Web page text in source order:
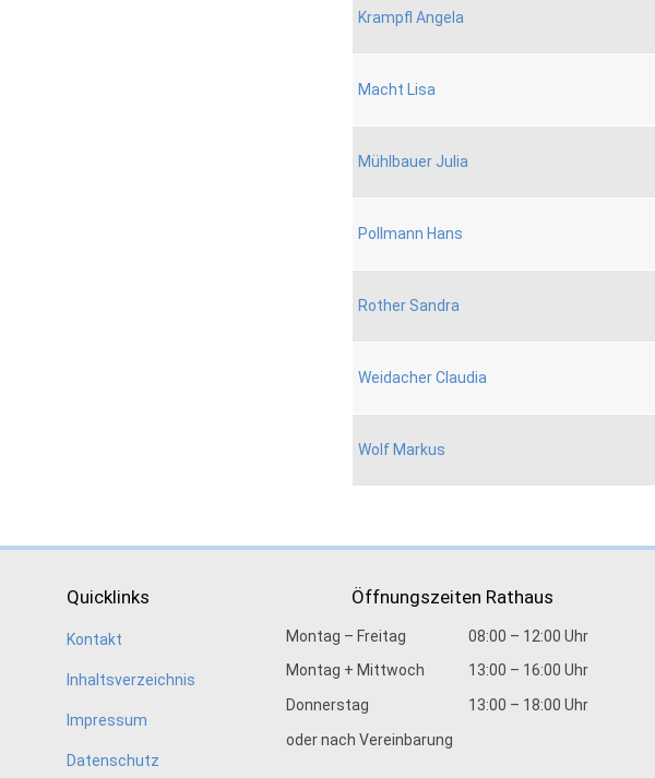
Krampfl Angela
Macht Lisa
Mühlbauer Julia
Pollmann Hans
Rother Sandra
Weidacher Claudia
Wolf Markus
Quicklinks
Kontakt
Inhaltsverzeichnis
Impressum
Datenschutz
Öffnungszeiten Rathaus
Montag – Freitag
08:00 – 12:00 Uhr
Montag + Mittwoch
13:00 – 16:00 Uhr
Donnerstag
13:00 – 18:00 Uhr
oder nach Vereinbarung